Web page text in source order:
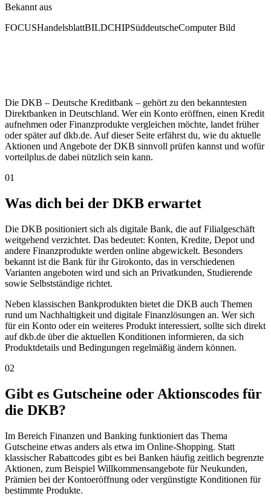
Bekannt aus
FOCUSHandelsblattBILDCHIPSüddeutscheComputer Bild
Die DKB – Deutsche Kreditbank – gehört zu den bekanntesten
Direktbanken in Deutschland. Wer ein Konto eröffnen, einen Kredit
aufnehmen oder Finanzprodukte vergleichen möchte, landet früher
oder später auf dkb.de. Auf dieser Seite erfährst du, wie du aktuelle
Aktionen und Angebote der DKB sinnvoll prüfen kannst und wofür
vorteilplus.de dabei nützlich sein kann.
01
Was dich bei der DKB erwartet
Die DKB positioniert sich als digitale Bank, die auf Filialgeschäft
weitgehend verzichtet. Das bedeutet: Konten, Kredite, Depot und
andere Finanzprodukte werden online abgewickelt. Besonders
bekannt ist die Bank für ihr Girokonto, das in verschiedenen
Varianten angeboten wird und sich an Privatkunden, Studierende
sowie Selbstständige richtet.
Neben klassischen Bankprodukten bietet die DKB auch Themen
rund um Nachhaltigkeit und digitale Finanzlösungen an. Wer sich
für ein Konto oder ein weiteres Produkt interessiert, sollte sich direkt
auf dkb.de über die aktuellen Konditionen informieren, da sich
Produktdetails und Bedingungen regelmäßig ändern können.
02
Gibt es Gutscheine oder Aktionscodes für
die DKB?
Im Bereich Finanzen und Banking funktioniert das Thema
Gutscheine etwas anders als etwa im Online-Shopping. Statt
klassischer Rabattcodes gibt es bei Banken häufig zeitlich begrenzte
Aktionen, zum Beispiel Willkommensangebote für Neukunden,
Prämien bei der Kontoeröffnung oder vergünstigte Konditionen für
bestimmte Produkte.